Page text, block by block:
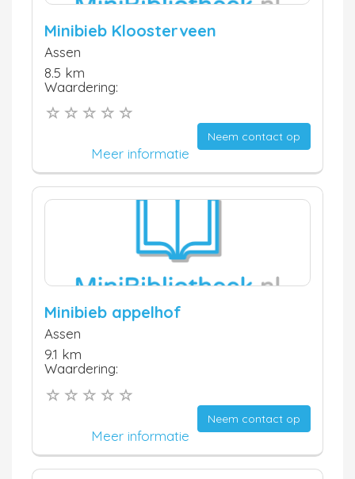
Minibieb Kloosterveen
Assen
8.5 km
Waardering:
Neem contact op
Meer informatie
Minibieb appelhof
Assen
9.1 km
Waardering:
Neem contact op
Meer informatie